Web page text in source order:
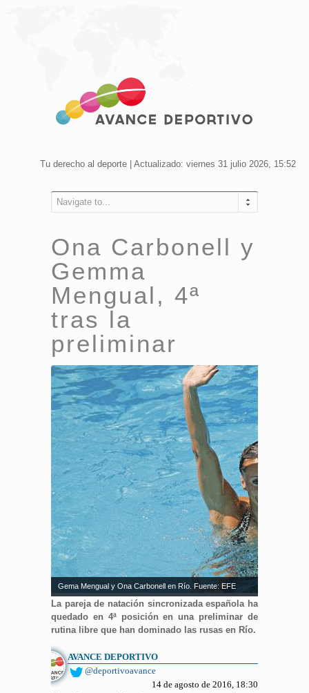
Tu derecho al deporte | Actualizado: viernes 31 julio 2026, 15:52
Navigate to...
Ona Carbonell y
Gemma
Mengual, 4ª
tras la
preliminar
Gema Mengual y Ona Carbonell en Río. Fuente: EFE
La pareja de natación sincronizada española ha
quedado en 4ª posición en una preliminar de
rutina libre que han dominado las rusas en Río.
AVANCE DEPORTIVO
@deportivoavance
14 de agosto de 2016, 18:30